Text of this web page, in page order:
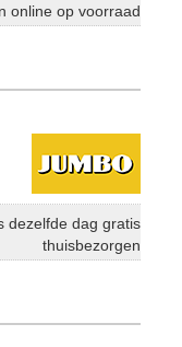
online op voorraad
dezelfde dag gratis
thuisbezorgen